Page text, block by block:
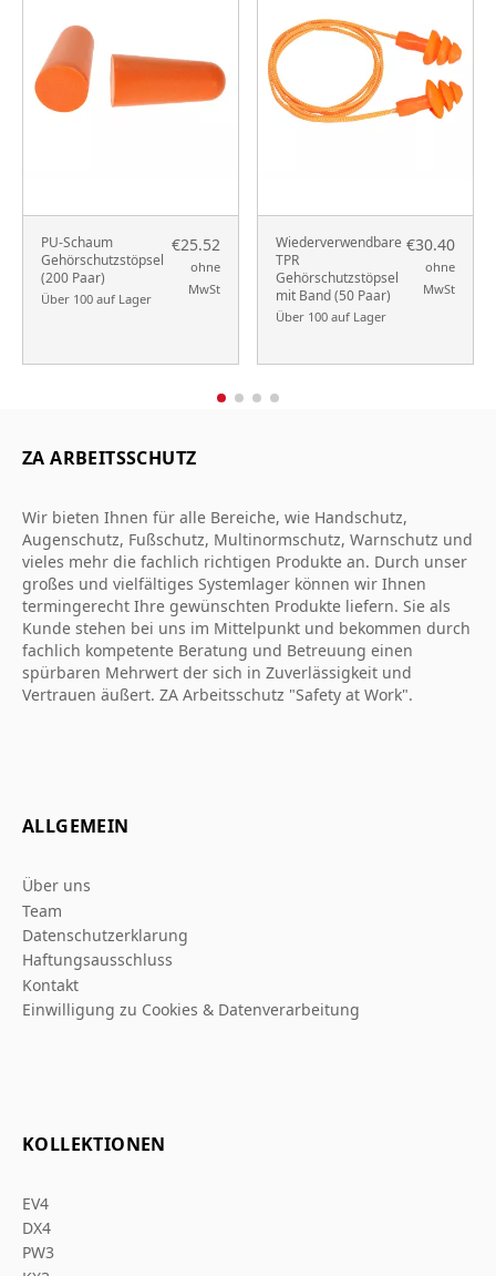
PU-Schaum
Gehörschutzstöpsel
(200 Paar)
Über 100 auf Lager
€25.52
ohne
MwSt
Wiederverwendbare
TPR
Gehörschutzstöpsel
mit Band (50 Paar)
Über 100 auf Lager
€30.40
ohne
MwSt
ZA ARBEITSSCHUTZ
Wir bieten Ihnen für alle Bereiche, wie Handschutz,
Augenschutz, Fußschutz, Multinormschutz, Warnschutz und
vieles mehr die fachlich richtigen Produkte an. Durch unser
großes und vielfältiges Systemlager können wir Ihnen
termingerecht Ihre gewünschten Produkte liefern. Sie als
Kunde stehen bei uns im Mittelpunkt und bekommen durch
fachlich kompetente Beratung und Betreuung einen
spürbaren Mehrwert der sich in Zuverlässigkeit und
Vertrauen äußert. ZA Arbeitsschutz "Safety at Work".
ALLGEMEIN
Über uns
Team
Datenschutzerklarung
Haftungsausschluss
Kontakt
Einwilligung zu Cookies & Datenverarbeitung
KOLLEKTIONEN
EV4
DX4
PW3